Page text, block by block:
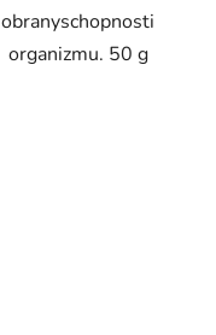
obranyschopnosti
organizmu. 50 g